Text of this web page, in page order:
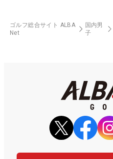
ゴルフ総合サイト ALBA
Net
国内男
子